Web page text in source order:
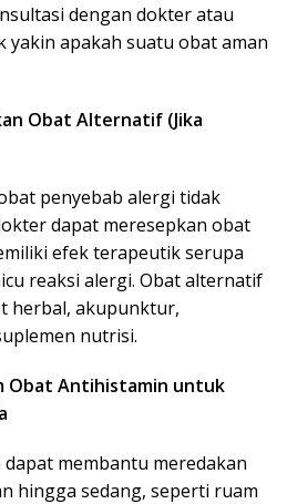
dengan dokter atau
yakin apakah suatu obat aman
Obat Alternatif (Jika
penyebab alergi tidak
dapat meresepkan obat
efek terapeutik serupa
reaksi alergi. Obat alternatif
herbal, akupunktur,
nutrisi.
Obat Antihistamin untuk
membantu meredakan
hingga sedang, seperti ruam